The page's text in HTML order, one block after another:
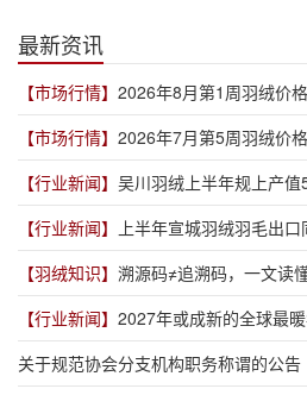
最新资讯
【市场行情】 2026年8月第1周羽绒价
【市场行情】 2026年7月第5周羽绒价
【行业新闻】 吴川羽绒上半年规上产
长19.3%
【行业新闻】 上半年宣城羽绒羽毛出
【羽绒知识】 溯源码≠追溯码，一文读
【行业新闻】 2027年或成新的全球最
业有何影响？
关于规范协会分支机构职务称谓的公告